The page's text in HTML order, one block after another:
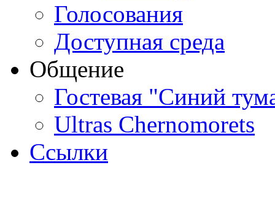
Голосования
Доступная среда
Общение
Гостевая "Синий
Ultras Chernomorets
Ссылки